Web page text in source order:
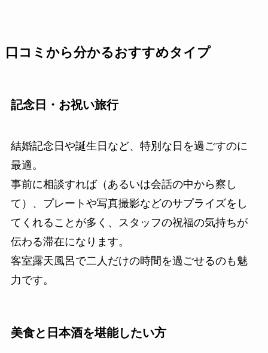
口コミから分かるおすすめタイプ
記念日・お祝い旅行
結婚記念日や誕生日など、特別な日を過ごすのに
最適。
事前に相談すれば（あるいは会話の中から察し
て）、プレートや写真撮影などのサプライズをし
てくれることが多く、スタッフの祝福の気持ちが
伝わる滞在になります。
客室露天風呂で二人だけの時間を過ごせるのも魅
力です。
美食と日本酒を堪能したい方